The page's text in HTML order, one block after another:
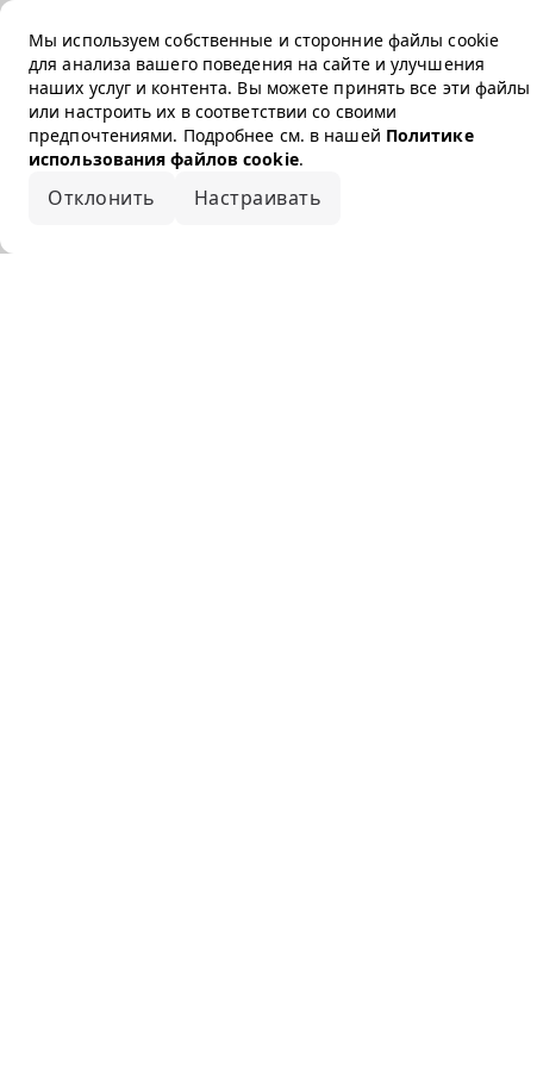
Мы используем собственные и сторонние файлы cookie
для анализа вашего поведения на сайте и улучшения
наших услуг и контента. Вы можете принять все эти файлы
или настроить их в соответствии со своими
предпочтениями. Подробнее см. в нашей Политике
использования файлов cookie.
Отклонить Настраивать